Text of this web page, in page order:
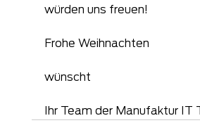
würden uns freuen!
Frohe Weihnachten
wünscht
Ihr Team der Manufaktur IT